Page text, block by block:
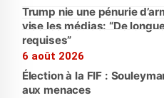
Trump nie une pénurie
vise les médias: “De
requises”
6 août 2026
Élection à la FIF :
aux menaces